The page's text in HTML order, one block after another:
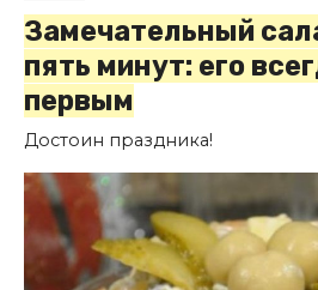
Замечательный
пять минут: его
первым
Достоин праздника!